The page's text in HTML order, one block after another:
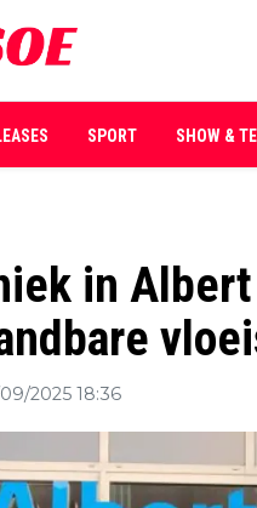
SPORT SHOW &
in
2025 18:36